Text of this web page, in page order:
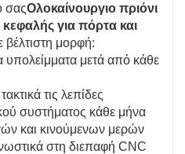
σαςΟλοκαίνουργιο πριόνι
για πόρτα και
βέλτιστη μορφή:
υπολείμματα μετά από κάθε
τις λεπίδες
συστήματος κάθε μήνα
και κινούμενων μερών
στη διεπαφή CNC